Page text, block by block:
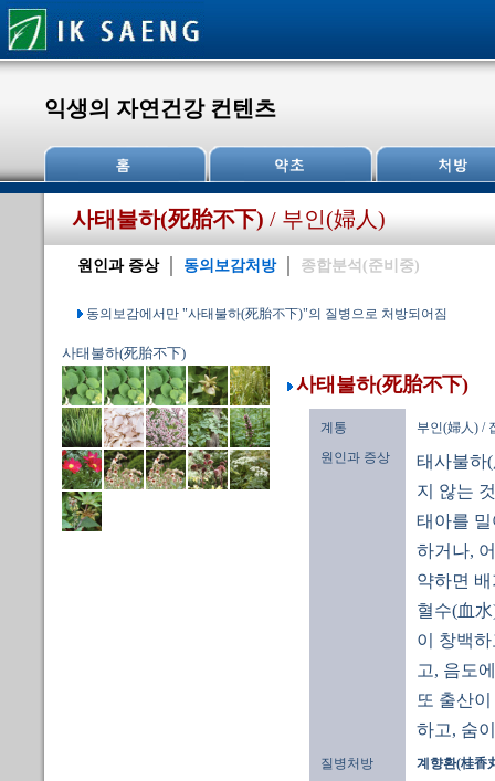
익생의 자연건강 컨텐츠
사태불하(死胎不下) / 부인(婦人)
원인과 증상 동의보감처방 종합분석(준비중)
동의보감에서만 "사태불하(死胎不下)"의 질병으로 처방되어짐
사태불하(死胎不下)
사태불하(死胎不下)
계통
부인(婦人) /
원인과 증상
태사불하
지 않는
태아를
하거나,
약하면
혈수(血
이 창백
고, 음도
또 출산
하고, 숨
질병처방
계향환(桂香